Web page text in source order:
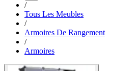
/
Tous Les Meubles
/
Armoires De Rangement
/
Armoires